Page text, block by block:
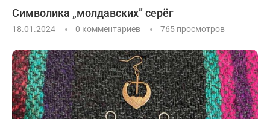
Символика „молдавских” серёг
18.01.2024 0 комментариев 765 просмотров